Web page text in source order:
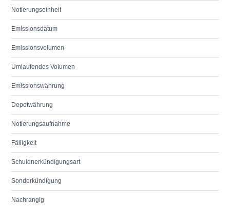
Notierungseinheit
Emissionsdatum
Emissionsvolumen
Umlaufendes Volumen
Emissionswährung
Depotwährung
Notierungsaufnahme
Fälligkeit
Schuldnerkündigungsart
Sonderkündigung
Nachrangig